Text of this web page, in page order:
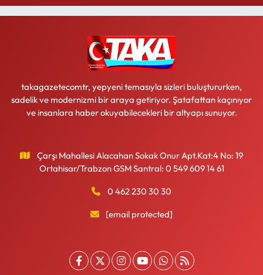
takagazetecomtr, yepyeni temasıyla sizleri buluştururken,
sadelik ve modernizmi bir araya getiriyor. Şatafattan kaçınıyor
ve insanlara haber okuyabilecekleri bir altyapı sunuyor.
Çarşı Mahallesi Alacahan Sokak Onur Apt.Kat:4 No: 19
Ortahisar/Trabzon GSM Santral: 0 549 609 14 61
0 462 230 30 30
[email protected]